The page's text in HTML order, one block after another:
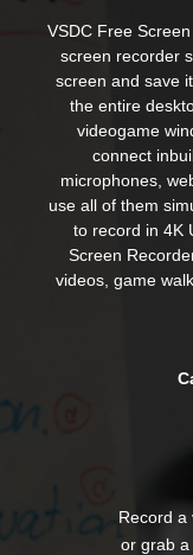
VSDC Free
screen recorder
screen and save
the entire
videogame
connect
microphones,
use all of them
to record in 4K
Screen
videos, game
Record a
or grab a